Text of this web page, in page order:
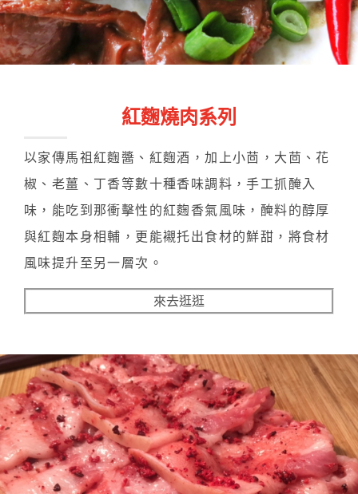
紅麴燒肉系列
以家傳馬祖紅麴醬、紅麴酒，加上小茴，大茴、花
椒、老薑、丁香等數十種香味調料，手工抓醃入
味，能吃到那衝擊性的紅麴香氣風味，醃料的醇厚
與紅麴本身相輔，更能襯托出食材的鮮甜，將食材
風味提升至另一層次。
來去逛逛